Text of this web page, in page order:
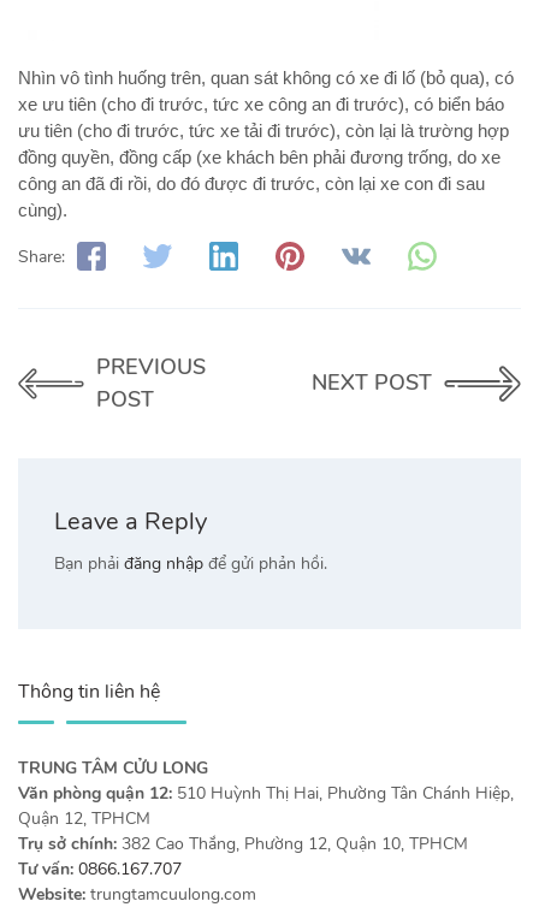
Nhìn vô tình huống trên, quan sát không có xe đi lố (bỏ qua), có
xe ưu tiên (cho đi trước, tức xe công an đi trước), có biển báo
ưu tiên (cho đi trước, tức xe tải đi trước), còn lại là trường hợp
đồng quyền, đồng cấp (xe khách bên phải đương trống, do xe
công an đã đi rồi, do đó được đi trước, còn lại xe con đi sau
cùng).
Share:
PREVIOUS
POST
NEXT POST
Leave a Reply
Bạn phải đăng nhập để gửi phản hồi.
Thông tin liên hệ
TRUNG TÂM CỬU LONG
Văn phòng quận 12: 510 Huỳnh Thị Hai, Phường Tân Chánh Hiệp,
Quận 12, TPHCM
Trụ sở chính: 382 Cao Thắng, Phường 12, Quận 10, TPHCM
Tư vấn: 0866.167.707
Website: trungtamcuulong.com